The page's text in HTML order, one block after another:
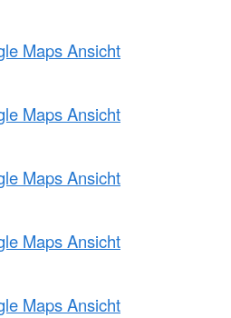
Maps Ansicht
Maps Ansicht
Maps Ansicht
Maps Ansicht
Maps Ansicht